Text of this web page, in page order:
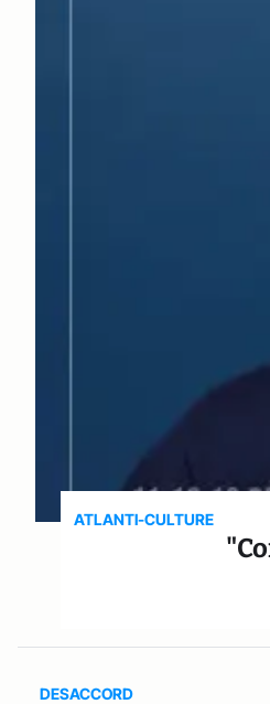
ATLANTI-CULTURE
DESACCORD